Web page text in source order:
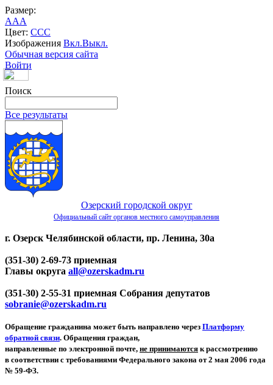
Размер:
AAA
Цвет: CCC
Изображения Вкл.Выкл.
Обычная версия сайта
Войти
Поиск
Все результаты
Озерский городской округ
Официальный сайт органов местного самоуправления
г. Озерск Челябинской области, пр. Ленина, 30а
(351-30) 2-69-73 приемная
Главы округа all@ozerskadm.ru
(351-30) 2-55-31 приемная Собрания депутатов
sobranie@ozerskadm.ru
Обращение гражданина может быть направлено через Платформу
обратной связи. Обращения граждан,
направленные по электронной почте, не принимаются к рассмотрению
в соответствии с требованиями Федерального закона от 2 мая 2006 года
№ 59-ФЗ.